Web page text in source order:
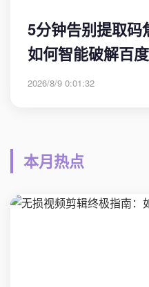
5分钟告别提取
如何智能破解百
2026/8/9 0:01:32
本月热点